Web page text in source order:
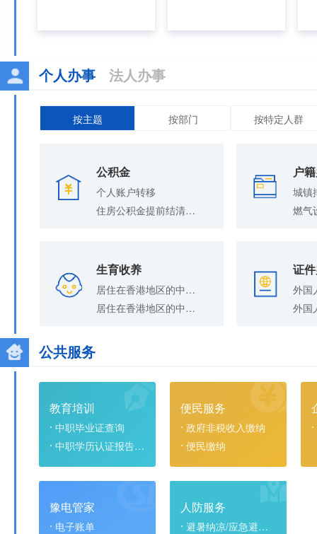
个人办事 法人办事
按主题 按部门 按特定人群
公积金
个人账户转移
住房公积金提前结清贷款
户
生育收养
居住在香港地区的中国公民在内地收养登记
居住在香港地区的中国公民在内地补领收养登记证
证
公共服务
教育培训
中职毕业证查询
中职学历认证报告查询
便民服务
政府非税收入缴纳
便民缴纳
豫电管家
电子账单
人防服务
避暑纳凉/应急避难场所